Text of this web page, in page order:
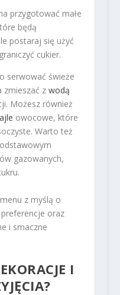
przygotować małe
będą
postaraj się użyć
cukier.
serwować świeże
zmieszać z wodą
Możesz również
owocowe, które
Warto też
gazowanych,
z myślą o
oraz
i smaczne
I